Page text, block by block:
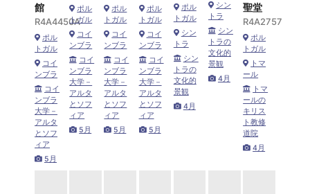
館
R4A4450A
ポル
トガル
コイ
ンブラ
コイ
ンブラ
大学－
アルタ
とソフ
ィア
5月
ポル
トガル
コイ
ンブラ
コイ
ンブラ
大学－
アルタ
とソフ
ィア
5月
ポル
トガル
コイ
ンブラ
コイ
ンブラ
大学－
アルタ
とソフ
ィア
5月
ポル
トガル
コイ
ンブラ
コイ
ンブラ
大学－
アルタ
とソフ
ィア
5月
ポル
トガル
シン
トラ
シン
トラの
文化的
景観
4月
シン
トラ
シン
トラの
文化的
景観
4月
聖堂
R4A2757
ポル
トガル
トマ
ール
トマ
ールの
キリス
ト教修
道院
4月